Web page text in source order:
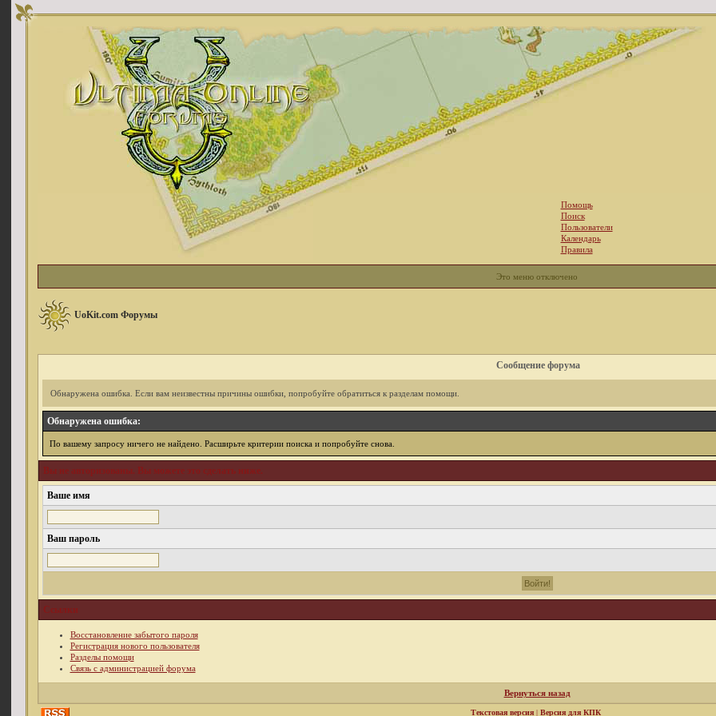
Помощь
Поиск
Пользователи
Календарь
Правила
Это меню отключено
UoKit.com Форумы
Сообщение форума
Обнаружена ошибка. Если вам неизвестны причины ошибки, попробуйте обратиться к разделам помощи.
Обнаружена ошибка:
По вашему запросу ничего не найдено. Расширьте критерии поиска и попробуйте снова.
Вы не авторизованы. Вы можете это сделать ниже.
Ваше имя
Ваш пароль
Ссылки
Восстановление забытого пароля
Регистрация нового пользователя
Разделы помощи
Связь с администрацией форума
Вернуться назад
Текстовая версия| Версия для КПК